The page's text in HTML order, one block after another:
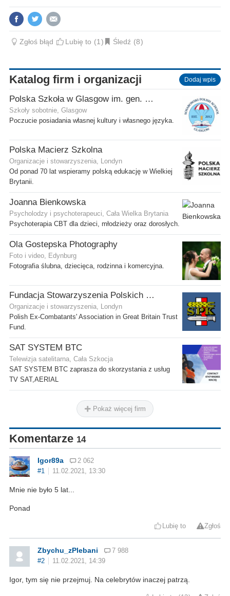
Zgłoś błąd Lubię to 1 Śledź 8
Katalog firm i organizacji Dodaj wpis
Polska Szkoła w Glasgow im. gen. Stanisława Sosabowskiego
Szkoły sobotnie, Glasgow
Poczucie posiadania własnej kultury i własnego języka.
Polska Macierz Szkolna
Organizacje i stowarzyszenia, Londyn
Od ponad 70 lat wspieramy polską edukację w Wielkiej
Brytanii.
Joanna Bienkowska
Psycholodzy i psychoterapeuci, Cała Wielka Brytania
Psychoterapia CBT dla dzieci, młodzieży oraz dorosłych.
Ola Gostepska Photography
Foto i video, Edynburg
Fotografia ślubna, dziecięca, rodzinna i komercyjna.
Fundacja Stowarzyszenia Polskich Kombatantów w Wielkiej Brytanii
Organizacje i stowarzyszenia, Londyn
Polish Ex-Combatants' Association in Great Britain Trust
Fund.
SAT SYSTEM BTC
Telewizja satelitarna, Cała Szkocja
SAT SYSTEM BTC zaprasza do skorzystania z usług
TV SAT,AERIAL
Pokaż więcej firm
Komentarze 14
Igor89a
2 062
#1
11.02.2021, 13:30
Mnie nie było 5 lat...
Ponad
Lubię to Zgłoś
Zbychu_zPlebani
7 988
#2
11.02.2021, 14:39
Igor, tym się nie przejmuj. Na celebrytów inaczej patrzą.